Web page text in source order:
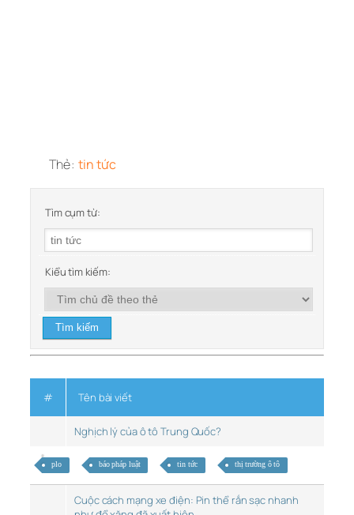
Thẻ:tin tức
Tìm cụm từ:
Kiểu tìm kiếm:
# Tên bài viết
Nghịch lý của ô tô Trung Quốc?
plo báo pháp luật tin tức thị trường ô tô
Cuộc cách mạng xe điện: Pin thể rắn sạc nhanh